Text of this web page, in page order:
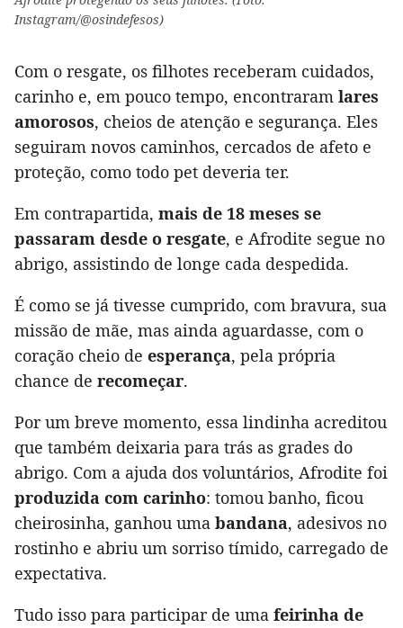
Instagram/@osindefesos)
Com o resgate, os filhotes receberam cuidados,
carinho e, em pouco tempo, encontraram lares
amorosos, cheios de atenção e segurança. Eles
seguiram novos caminhos, cercados de afeto e
proteção, como todo pet deveria ter.
Em contrapartida, mais de 18 meses se
passaram desde o resgate, e Afrodite segue no
abrigo, assistindo de longe cada despedida.
É como se já tivesse cumprido, com bravura, sua
missão de mãe, mas ainda aguardasse, com o
coração cheio de esperança, pela própria
chance de recomeçar.
Por um breve momento, essa lindinha acreditou
que também deixaria para trás as grades do
abrigo. Com a ajuda dos voluntários, Afrodite foi
produzida com carinho: tomou banho, ficou
cheirosinha, ganhou uma bandana, adesivos no
rostinho e abriu um sorriso tímido, carregado de
expectativa.
Tudo isso para participar de uma feirinha de